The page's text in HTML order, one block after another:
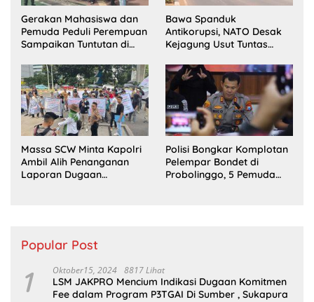
Gerakan Mahasiswa dan
Pemuda Peduli Perempuan
Sampaikan Tuntutan di
Bawa Spanduk
Antikorupsi, NATO Desak
Kejagung Usut Tuntas
Massa SCW Minta Kapolri
Ambil Alih Penanganan
Laporan Dugaan
Polisi Bongkar Komplotan
Pelempar Bondet di
Probolinggo, 5 Pemuda
Popular Post
1 Oktober15, 2024 8817 Lihat
LSM JAKPRO Mencium Indikasi Dugaan Komitmen
Fee dalam Program P3TGAI Di Sumber , Sukapura